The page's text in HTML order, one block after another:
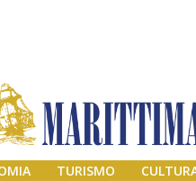
TURISMO